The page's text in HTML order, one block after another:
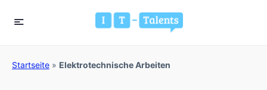
Startseite » Elektrotechnische Arbeiten